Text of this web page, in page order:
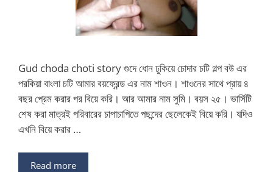
Gud choda choti story গুদে ধোন ঢুকিয়ে চোদার চটি গল্প বউ এর
পরকিয়া বাংলা চটি আমার বয়ফ্রেন্ড এর নাম শাওন। শাওনের সাথে প্রায় ৪
বছর প্রেম করার পর বিয়ে করি। আর আমার নাম সুমি। বয়স ২৫। ভার্সিটি
শেষ করা মাত্রই পরিবারের চাপাচাপিতে পছন্দের ছেলেকেই বিয়ে করি। যদিও
এখনি বিয়ে করার …
Read more